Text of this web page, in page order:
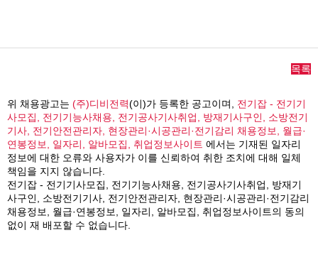
목록
위 채용광고는 (주)디비전력(이)가 등록한 공고이며, 전기잡 - 전기기
사모집, 전기기능사채용, 전기공사기사취업, 방재기사구인, 소방전기
기사, 전기안전관리자, 현장관리·시공관리·전기감리 채용정보, 월급·
연봉정보, 일자리, 알바모집, 취업정보사이트 에서는 기재된 일자리
정보에 대한 오류와 사용자가 이를 신뢰하여 취한 조치에 대해 일체
책임을 지지 않습니다.
전기잡 - 전기기사모집, 전기기능사채용, 전기공사기사취업, 방재기
사구인, 소방전기기사, 전기안전관리자, 현장관리·시공관리·전기감리
채용정보, 월급·연봉정보, 일자리, 알바모집, 취업정보사이트의 동의
없이 재 배포할 수 없습니다.